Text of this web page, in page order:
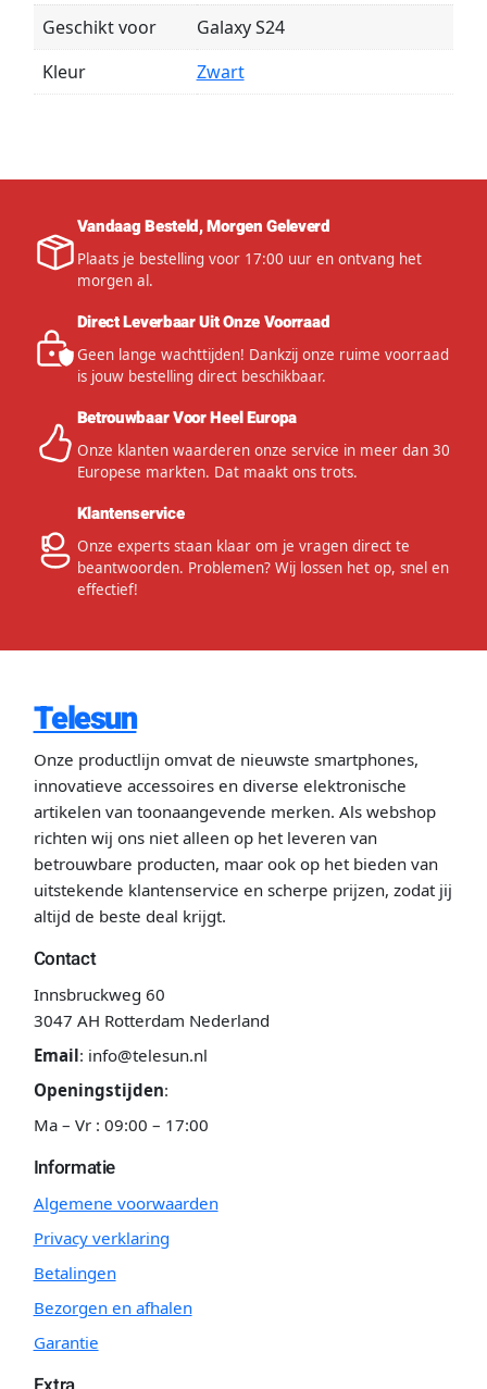
Geschikt voor
Galaxy S24
Kleur
Zwart
Vandaag Besteld, Morgen Geleverd
Plaats je bestelling voor 17:00 uur en ontvang het
morgen al.
Direct Leverbaar Uit Onze Voorraad
Geen lange wachttijden! Dankzij onze ruime voorraad
is jouw bestelling direct beschikbaar.
Betrouwbaar Voor Heel Europa
Onze klanten waarderen onze service in meer dan 30
Europese markten. Dat maakt ons trots.
Klantenservice
Onze experts staan klaar om je vragen direct te
beantwoorden. Problemen? Wij lossen het op, snel en
effectief!
Telesun
Onze productlijn omvat de nieuwste smartphones,
innovatieve accessoires en diverse elektronische
artikelen van toonaangevende merken. Als webshop
richten wij ons niet alleen op het leveren van
betrouwbare producten, maar ook op het bieden van
uitstekende klantenservice en scherpe prijzen, zodat jij
altijd de beste deal krijgt.
Contact
Innsbruckweg 60
3047 AH Rotterdam Nederland
Email: info@telesun.nl
Openingstijden:
Ma – Vr : 09:00 – 17:00
Informatie
Algemene voorwaarden
Privacy verklaring
Betalingen
Bezorgen en afhalen
Garantie